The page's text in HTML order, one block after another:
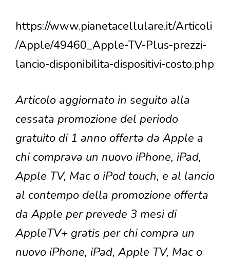
https://www.pianetacellulare.it/Articoli
/Apple/49460_Apple-TV-Plus-prezzi-
lancio-disponibilita-dispositivi-costo.php
Articolo aggiornato in seguito alla
cessata promozione del periodo
gratuito di 1 anno offerta da Apple a
chi comprava un nuovo iPhone, iPad,
Apple TV, Mac o iPod touch, e al lancio
al contempo della promozione offerta
da Apple per prevede 3 mesi di
AppleTV+ gratis per chi compra un
nuovo iPhone, iPad, Apple TV, Mac o